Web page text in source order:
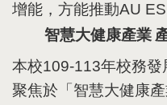
增能，方能推動AU
智慧大健康產業
本校109-113年校務發
聚焦於「智慧大健康